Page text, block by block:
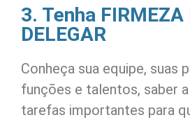
3. Tenha FIRMEZA
DELEGAR
Conheça sua equipe, suas
funções e talentos, saber
tarefas importantes para